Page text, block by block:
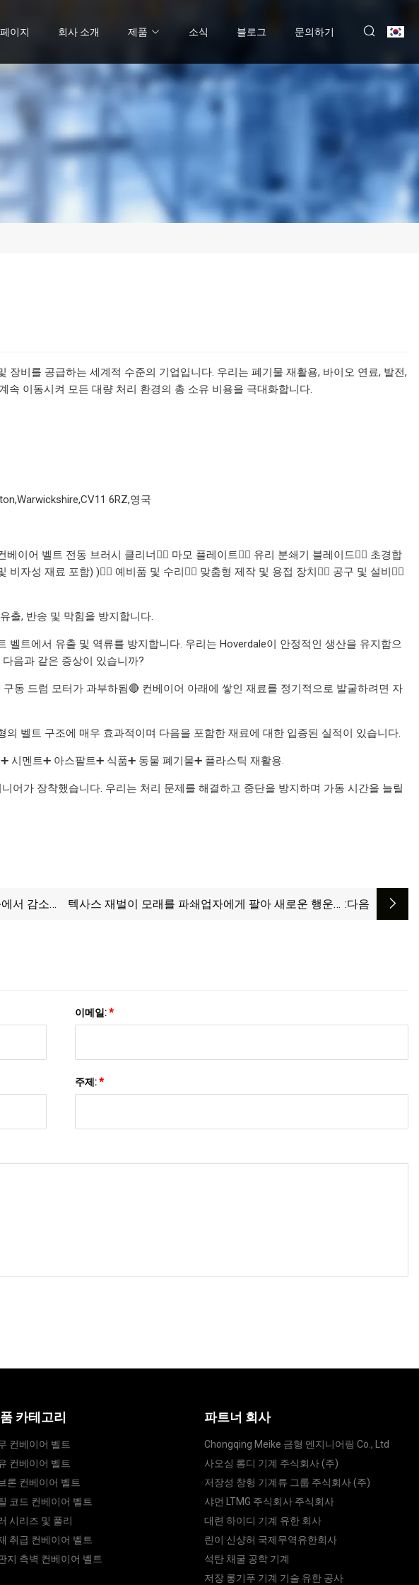
이지 회사 소개 제품 소식 블로그 문의하기
장비를 공급하는 세계적 수준의 기업입니다. 우리는 폐기물 재활용, 바이오 연료, 발전,
속 이동시켜 모든 대량 처리 환경의 총 소유 비용을 극대화합니다.
6RZ,영국
베이어 벨트 전동 브러시 클리너👉🏼 마모 플레이트👉🏼 유리 분쇄기 블레이드👉🏼 초경합
자성 재료 포함) )👉🏼 예비품 및 수리👉🏼 맞춤형 제작 및 용접 장치👉🏼 공구 및 설비👉🏼
출, 반송 및 막힘을 방지합니다.
벨트에서 유출 및 역류를 방지합니다. 우리는 Hoverdale이 안정적인 생산을 유지함으
음과 같은 증상이 있습니까?
동 드럼 모터가 과부하됨🔴 컨베이어 아래에 쌓인 재료를 정기적으로 발굴하려면 자
벨트 구조에 매우 효과적이며 다음을 포함한 재료에 대한 입증된 실적이 있습니다.
시멘트➕ 아스팔트➕ 식품➕ 동물 폐기물➕ 플라스틱 재활용.
어가 장착했습니다. 우리는 처리 문제를 해결하고 중단을 방지하며 가동 시간을 늘릴
서 감소했
텍사스 재벌이 모래를 파쇄업자에게 팔아 새로운 행운을 :다음
이메일:*
주제:*
카테고리
컨베이어 벨트
컨베이어 벨트
론 컨베이어 벨트
코드 컨베이어 벨트
시리즈 및 풀리
취급 컨베이어 벨트
지 측벽 컨베이어 벨트
파트너 회사
Chongqing Meike 금형 엔지니어링 Co., Ltd
사오싱 롱디 기계 주식회사 (주)
저장성 창헝 기계류 그룹 주식회사 (주)
샤먼 LTMG 주식회사 주식회사
대련 하이디 기계 유한 회사
린이 신샹허 국제무역유한회사
석탄 채굴 공학 기계
저장 롱기푸 기계 기술 유한 공사